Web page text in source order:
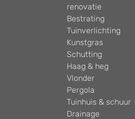
renovatie
Bestrating
Tuinverlichting
Kunstgras
Schutting
Haag & heg
Vlonder
Pergola
Tuinhuis & schuur
Drainage